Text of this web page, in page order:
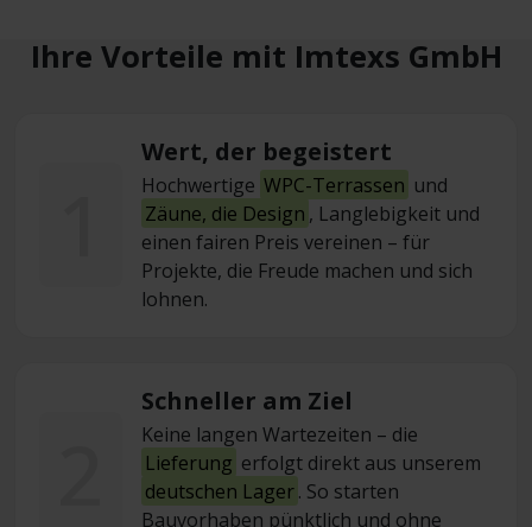
Ihre Vorteile mit Imtexs GmbH
Wert, der begeistert
Hochwertige WPC-Terrassen und
Zäune, die Design , Langlebigkeit und
einen fairen Preis vereinen – für
Projekte, die Freude machen und sich
lohnen.
Schneller am Ziel
Keine langen Wartezeiten – die
Lieferung erfolgt direkt aus unserem
deutschen Lager. So starten
Bauvorhaben pünktlich und ohne